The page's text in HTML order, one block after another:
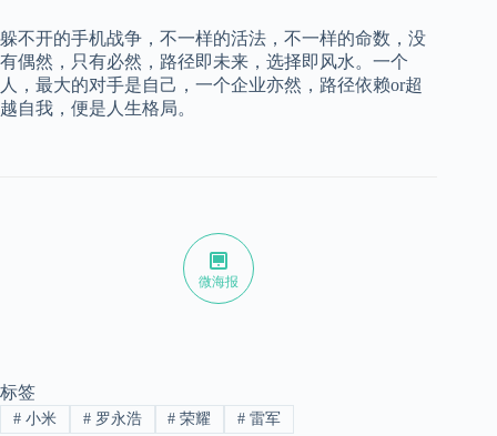
躲不开的手机战争，不一样的活法，不一样的命数，没
有偶然，只有必然，路径即未来，选择即风水。一个
人，最大的对手是自己，一个企业亦然，路径依赖or超
越自我，便是人生格局。
微海报
标签
#小米 #罗永浩 # 荣耀 # 雷军